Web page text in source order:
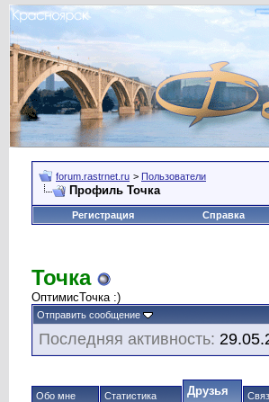
forum.rastrnet.ru > Пользователи
Профиль Точка
Регистрация Справка
Точка
ОптимисТочка :)
Отправить сообщение
Последняя активность:
Обо мне Статистика Друзья